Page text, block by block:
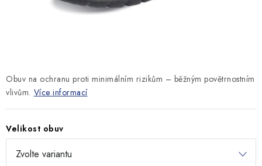
Obchodní podmínky
GDPR
Obuv na ochranu proti minimálním rizikům – běžným povětrnostním
vlivům. Více informací
Velikost obuv